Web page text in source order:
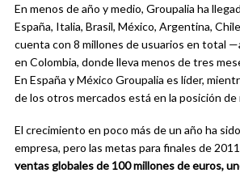
En menos de año y medio, Groupalia ha
España, Italia, Brasil, México, Argentina,
cuenta con 8 millones de usuarios en total
en Colombia, donde lleva menos de tres
En España y México Groupalia es líder,
de los otros mercados está en la posición de
El crecimiento en poco más de un año ha
empresa, pero las metas para finales de
ventas globales de 100 millones de euros,